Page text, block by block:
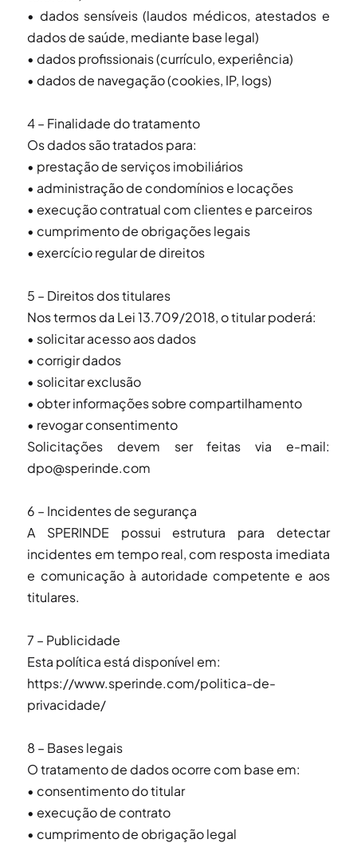
• dados sensíveis (laudos médicos, atestados e
dados de saúde, mediante base legal)
• dados profissionais (currículo, experiência)
• dados de navegação (cookies, IP, logs)
4 – Finalidade do tratamento
Os dados são tratados para:
• prestação de serviços imobiliários
• administração de condomínios e locações
• execução contratual com clientes e parceiros
• cumprimento de obrigações legais
• exercício regular de direitos
5 – Direitos dos titulares
Nos termos da Lei 13.709/2018, o titular poderá:
• solicitar acesso aos dados
• corrigir dados
• solicitar exclusão
• obter informações sobre compartilhamento
• revogar consentimento
Solicitações devem ser feitas via e-mail:
dpo@sperinde.com
6 – Incidentes de segurança
A SPERINDE possui estrutura para detectar
incidentes em tempo real, com resposta imediata
e comunicação à autoridade competente e aos
titulares.
7 – Publicidade
Esta política está disponível em:
https://www.sperinde.com/politica-de-
privacidade/
8 – Bases legais
O tratamento de dados ocorre com base em:
• consentimento do titular
• execução de contrato
• cumprimento de obrigação legal